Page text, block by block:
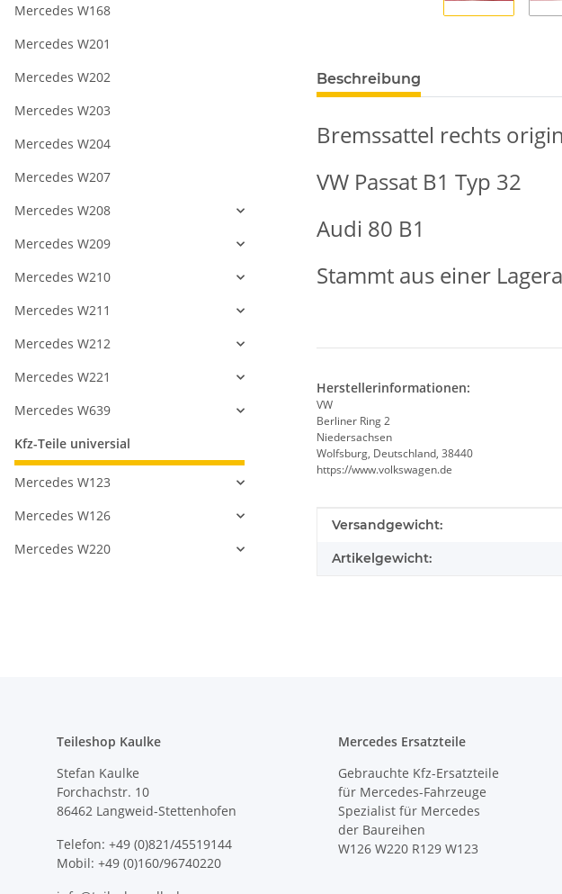
Beschreibung
Bremssattel rechts
VW Passat B1 Typ 32
Audi 80 B1
Stammt aus einer
Herstellerinformationen:
VW
Berliner Ring 2
Niedersachsen
Wolfsburg, Deutschland, 38440
https://www.volkswagen.de
Produkteigenschaft
Wert
Versandgewicht:
Artikelgewicht:
Mercedes W168
Mercedes W201
Mercedes W202
Mercedes W203
Mercedes W204
Mercedes W207
Mercedes W208
Mercedes W209
Mercedes W210
Mercedes W211
Mercedes W212
Mercedes W221
Mercedes W639
Kfz-Teile universial
Mercedes W123
Mercedes W126
Mercedes W220
Teileshop Kaulke
Stefan Kaulke
Forchachstr. 10
86462 Langweid-Stettenhofen
Telefon: +49 (0)821/45519144
Mobil: +49 (0)160/96740220
Mercedes Ersatzteile
Gebrauchte Kfz-Ersatzteile
für Mercedes-Fahrzeuge
Spezialist für Mercedes
der Baureihen
W126 W220 R129 W123